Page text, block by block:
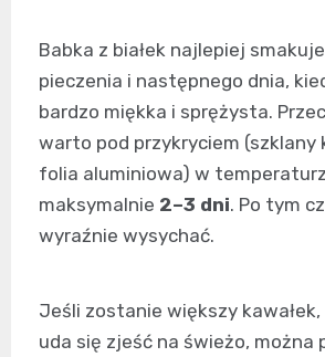
Babka z białek najlepiej
pieczenia i następnego dnia,
bardzo miękka i sprężysta.
warto pod przykryciem (szklany
folia aluminiowa) w
maksymalnie 2–3 dni. Po tym
wyraźnie wysychać.
Jeśli zostanie większy
uda się zjeść na świeżo, można